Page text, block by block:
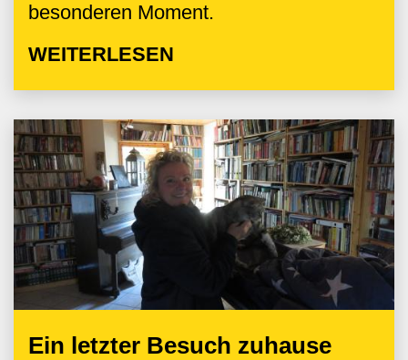
besonderen Moment.
WEITERLESEN
Ein letzter Besuch zuhause